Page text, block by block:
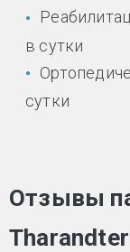
в сутки
сутки
Отзывы